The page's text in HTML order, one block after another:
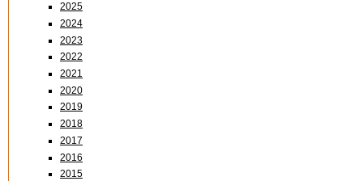
2025
2024
2023
2022
2021
2020
2019
2018
2017
2016
2015